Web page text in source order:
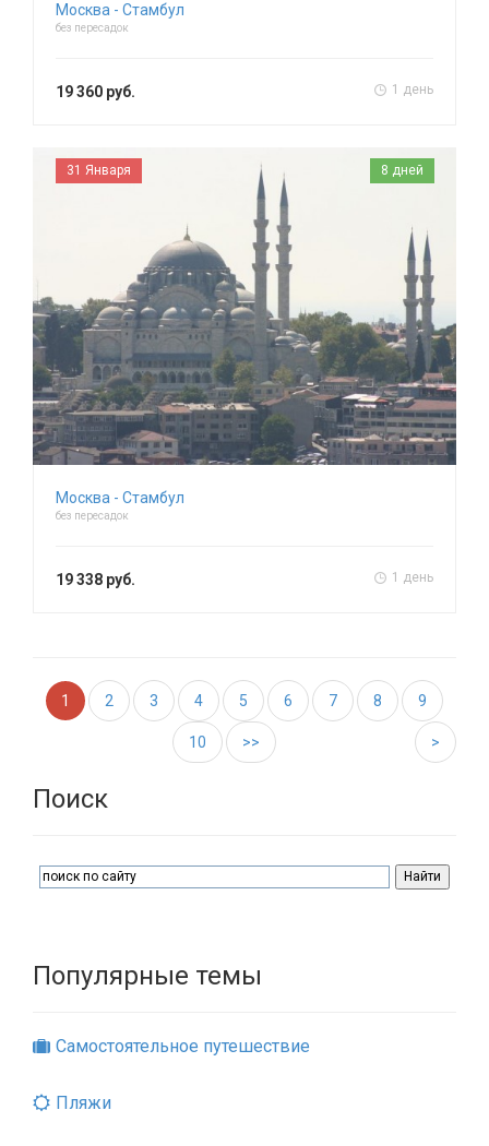
Москва - Стамбул
без пересадок
19 360 руб. 1 день
Москва - Стамбул
без пересадок
19 338 руб. 1 день
31 Января 8 дней
1 2 3 4 5 6 7 8 9
10 >
>>
Поиск
Популярные темы
Самостоятельное путешествие
Пляжи